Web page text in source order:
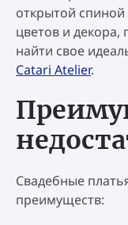
открытой
цветов и декора,
найти свое
Catari Atelier.
Свадебные
преимуществ: